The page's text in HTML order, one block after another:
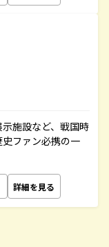
施設など、戦国時
ファン必携の一
詳細を見る